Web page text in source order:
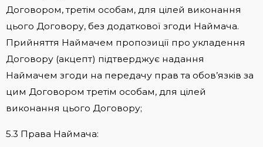
Договором, третім особам, для цілей виконання
цього Договору, без додаткової згоди Наймача.
Прийняття Наймачем пропозиції про укладення
Договору (акцепт) підтверджує надання
Наймачем згоди на передачу прав та обов’язків за
цим Договором третім особам, для цілей
виконання цього Договору;
5.3 Права Наймача: